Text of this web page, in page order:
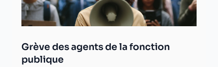
Grève des agents de la fonction
publique